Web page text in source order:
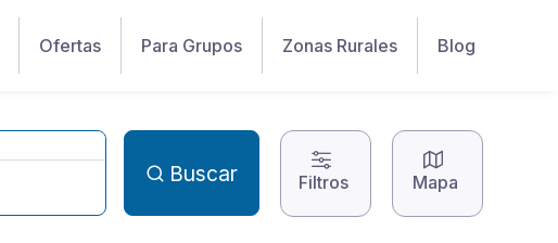
Ofertas Para Grupos Zonas Rurales Blog
Buscar Filtros Mapa